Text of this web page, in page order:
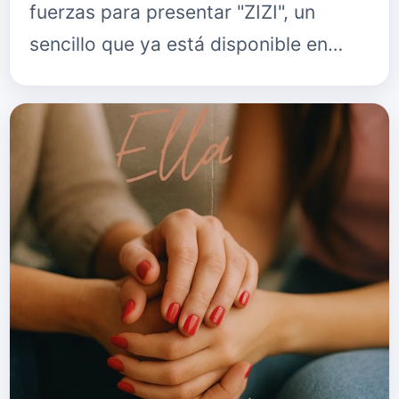
fuerzas para presentar "ZIZI", un
sencillo que ya está disponible en
tema, que fusiona el regga…